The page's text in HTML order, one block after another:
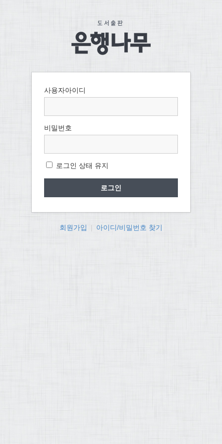
사용자아이디
비밀번호
로그인 상태 유지
회원가입 아이디/비밀번호 찾기